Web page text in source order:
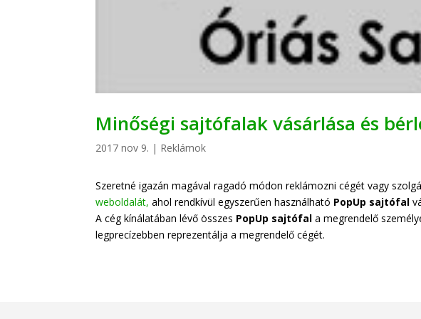
Minőségi sajtófalak vásárlása és
2017 nov 9. | Reklámok
Szeretné igazán magával ragadó módon reklámozni cégét vagy
weboldalát, ahol rendkívül egyszerűen használható PopUp sajtófal
A cég kínálatában lévő összes PopUp sajtófal a megrendelő
legprecízebben reprezentálja a megrendelő cégét.